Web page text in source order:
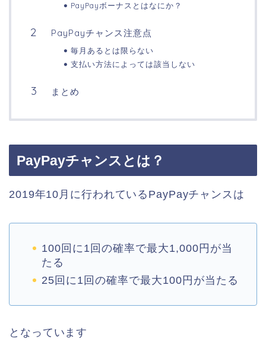
PayPayボーナスとはなにか？
PayPayチャンス注意点
毎月あるとは限らない
支払い方法によっては該当しない
まとめ
PayPayチャンスとは？
2019年10月に行われているPayPayチャンスは
100回に1回の確率で最大1,000円が当
たる
25回に1回の確率で最大100円が当たる
となっています